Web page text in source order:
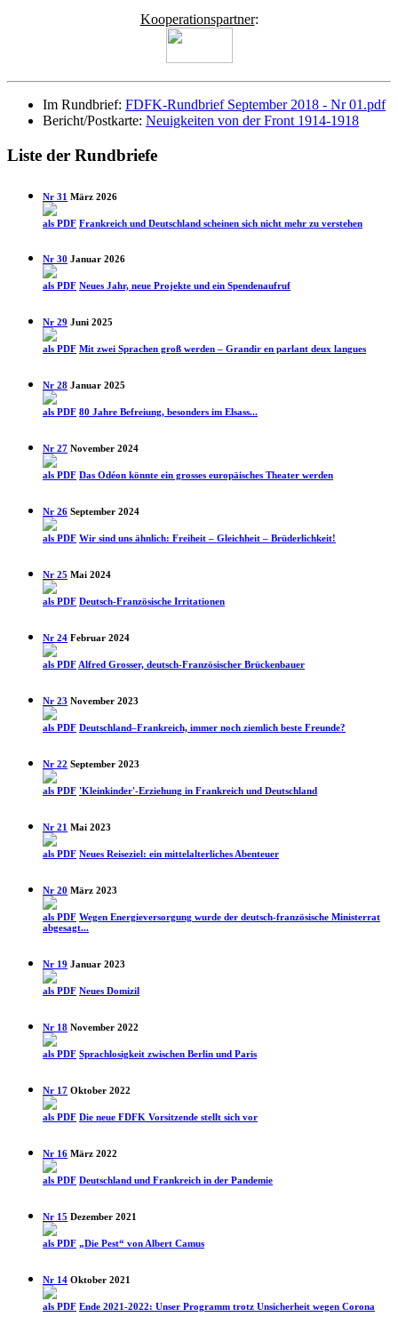
Kooperationspartner:
Im Rundbrief: FDFK-Rundbrief September 2018 - Nr 01.pdf
Bericht/Postkarte: Neuigkeiten von der Front 1914-1918
Liste der Rundbriefe
Nr 31 März 2026
als PDF Frankreich und Deutschland scheinen sich nicht mehr zu verstehen
Nr 30 Januar 2026
als PDF Neues Jahr, neue Projekte und ein Spenden­aufruf
Nr 29 Juni 2025
als PDF Mit zwei Sprachen groß werden – Grandir en parlant deux langues
Nr 28 Januar 2025
als PDF 80 Jahre Befreiung, besonders im Elsass...
Nr 27 November 2024
als PDF Das Odéon könnte ein grosses europäisches Theater werden
Nr 26 September 2024
als PDF Wir sind uns ähnlich: Freiheit – Gleichheit – Brüderlich­keit!
Nr 25 Mai 2024
als PDF Deutsch-Französische Irritationen
Nr 24 Februar 2024
als PDF Alfred Grosser, deutsch-Französischer Brückenbauer
Nr 23 November 2023
als PDF Deutschland–Frankreich, immer noch ziemlich beste Freunde?
Nr 22 September 2023
als PDF 'Kleinkinder'-Erziehung in Frankreich und Deutschland
Nr 21 Mai 2023
als PDF Neues Reiseziel: ein mittel­alterliches Abenteuer
Nr 20 März 2023
als PDF Wegen Energie­versorgung wurde der deutsch-französische Ministerrat
abgesagt...
Nr 19 Januar 2023
als PDF Neues Domizil
Nr 18 November 2022
als PDF Sprach­losigkeit zwischen Berlin und Paris
Nr 17 Oktober 2022
als PDF Die neue FDFK Vorsitzende stellt sich vor
Nr 16 März 2022
als PDF Deutschland und Frankreich in der Pandemie
Nr 15 Dezember 2021
als PDF „Die Pest“ von Albert Camus
Nr 14 Oktober 2021
als PDF Ende 2021-2022: Unser Programm trotz Unsicherheit wegen Corona